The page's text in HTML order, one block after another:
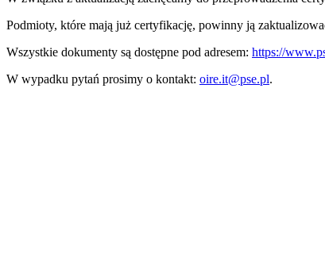
Podmioty, które mają już certyfikację, powinny ją
Wszystkie dokumenty są dostępne pod adresem: https://
W wypadku pytań prosimy o kontakt: oire.it@pse.pl.